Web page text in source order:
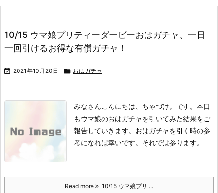
10/15 ウマ娘プリティーダービーおはガチャ、一日
一回引けるお得な有償ガチャ！
 2021年10月20日  おはガチャ
みなさんこんにちは、ちゃづけ。です。 本日
もウマ娘のおはガチャを引いてみた結果をご
報告していきます。 おはガチャを引く時の参
考になれば幸いです。 それでは参ります。
Read more 10/15 ウマ娘プリ ...